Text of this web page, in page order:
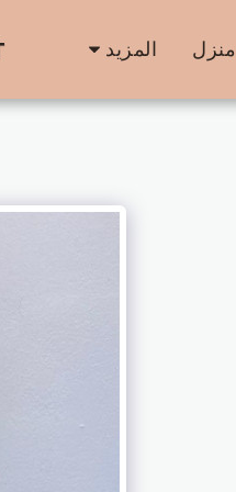
منزل المزيد